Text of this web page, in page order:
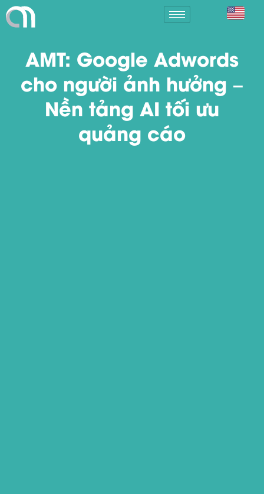
AMT: Google Adwords
cho người ảnh hưởng –
Nền tảng AI tối ưu
quảng cáo